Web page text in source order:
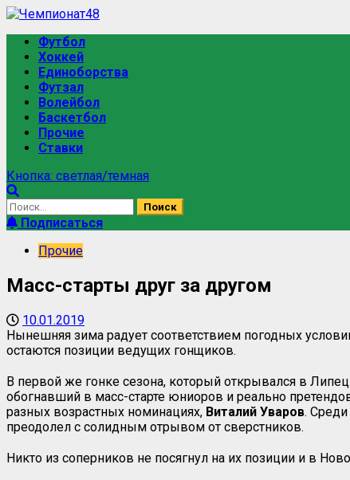
Футбол
Хоккей
Единоборства
Футзал
Волейбол
Баскетбол
Прочие
Ставки
Кнопка: светлая/темная
Подписаться
Прочие
Масс-старты друг за другом
10.01.2019
Нынешняя зима радует соответствием погодных
остаются позиции ведущих гонщиков.
В первой же гонке сезона, который открывался в
обогнавший в масс-старте юниоров и реально
разных возрастных номинациях, Виталий Уваров.
преодолел с солидным отрывом от сверстников.
Никто из соперников не посягнул на их позиции и в